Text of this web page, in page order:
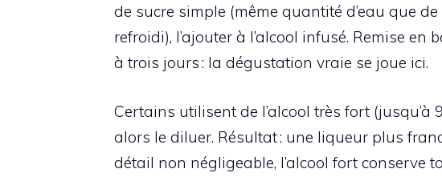
de sucre simple (même quantité d’eau que
refroidi), l’ajouter à l’alcool infusé. Remise
à trois jours : la dégustation vraie se joue ici.
Certains utilisent de l’alcool très fort (jusqu’à
alors le diluer. Résultat : une liqueur plus
détail non négligeable, l’alcool fort conserve